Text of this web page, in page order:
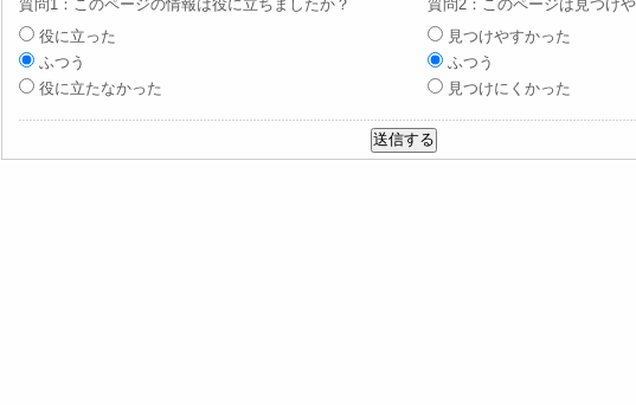
質問1：このページの情報は役に立ちましたか？
役に立った
ふつう
役に立たなかった
質問2：このページは見つけ
見つけやすかった
ふつう
見つけにくかった